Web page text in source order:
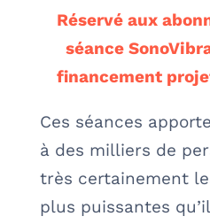
Réservé aux
séance
financement
Ces séances
à des milliers de
très certainement
plus puissantes